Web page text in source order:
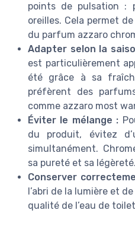
points de pulsation :
oreilles. Cela permet
du parfum azzaro
Adapter selon la
est particulièrement
été grâce à sa
préfèrent des
comme azzaro most
Éviter le mélange :
du produit, évitez
simultanément.
sa pureté et sa légèreté.
Conserver
l’abri de la lumière et
qualité de l’eau de